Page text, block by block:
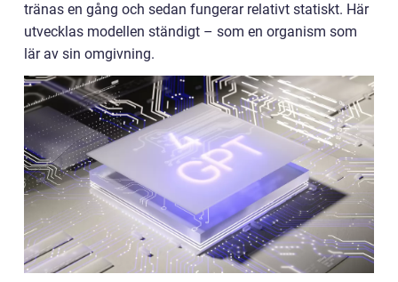
tränas en gång och sedan fungerar relativt statiskt. Här
utvecklas modellen ständigt – som en organism som
lär av sin omgivning.